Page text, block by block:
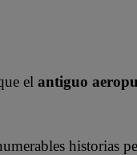
el antiguo
historias